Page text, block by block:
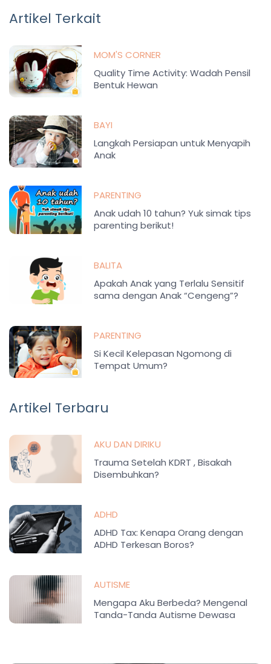
Artikel Terkait
MOM'S CORNER
Quality Time Activity: Wadah Pensil
Bentuk Hewan
BAYI
Langkah Persiapan untuk Menyapih
Anak
PARENTING
Anak udah 10 tahun? Yuk simak tips
parenting berikut!
BALITA
Apakah Anak yang Terlalu Sensitif
sama dengan Anak “Cengeng”?
PARENTING
Si Kecil Kelepasan Ngomong di
Tempat Umum?
Artikel Terbaru
AKU DAN DIRIKU
Trauma Setelah KDRT , Bisakah
Disembuhkan?
ADHD
ADHD Tax: Kenapa Orang dengan
ADHD Terkesan Boros?
AUTISME
Mengapa Aku Berbeda? Mengenal
Tanda-Tanda Autisme Dewasa